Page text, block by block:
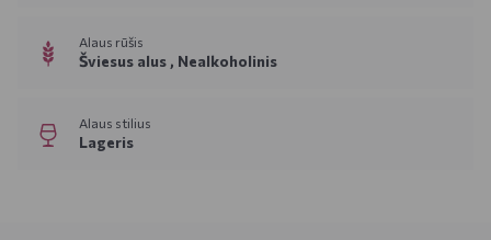
Alaus rūšis
Šviesus alus , Nealkoholinis
Alaus stilius
Lageris